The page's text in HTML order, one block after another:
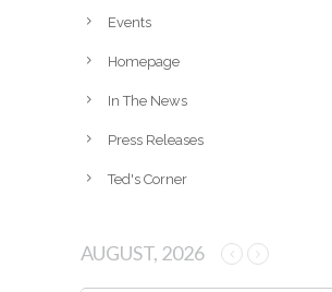
Events
Homepage
In The News
Press Releases
Ted's Corner
AUGUST, 2026